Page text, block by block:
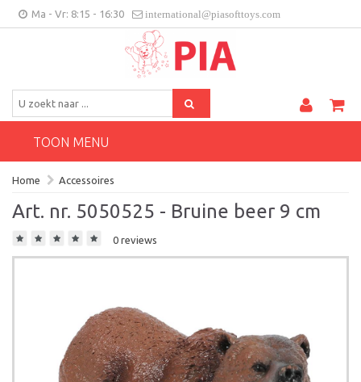
Ma - Vr: 8:15 - 16:30 international@piasofttoys.com
Klantenfeedback
BE/NL
TOON MENU
Home Accessoires
Art. nr. 5050525 - Bruine beer 9 cm
0 reviews